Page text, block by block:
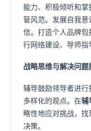
能力、积极倾听和
管风范。发展自我
信。打造个人品牌
行网络建设、导师指
战略思维与解决问题
辅导鼓励领导者进
多样化的观点。在辅
略性地应对挑战，
决策。